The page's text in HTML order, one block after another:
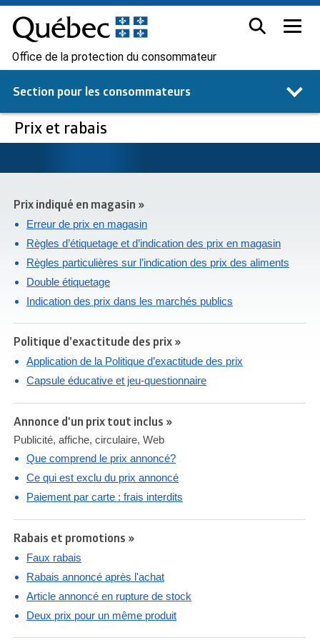
Office de la protection du consommateur
Section pour les consommateurs
Prix et rabais
Prix indiqué en magasin »
Erreur de prix en magasin
Règles d’étiquetage et d’indication des prix en magasin
Règles particulières sur l’indication des prix des aliments
Double étiquetage
Indication des prix dans les marchés publics
Politique d’exactitude des prix »
Application de la Politique d’exactitude des prix
Capsule éducative et jeu-questionnaire
Annonce d'un prix tout inclus »
Publicité, affiche, circulaire, Web
Que comprend le prix annoncé?
Ce qui est exclu du prix annoncé
Paiement par carte : frais interdits
Rabais et promotions »
Faux rabais
Rabais annoncé après l'achat
Article annoncé en rupture de stock
Deux prix pour un même produit